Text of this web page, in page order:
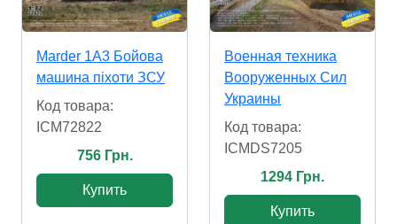
Marder 1A3 Бойова
машина піхоти ЗСУ
Код товара:
ICM72822
756 Грн.
Купить
Военная техника
Вооруженных Сил
Украины
Код товара:
ICMDS7205
1294 Грн.
Купить